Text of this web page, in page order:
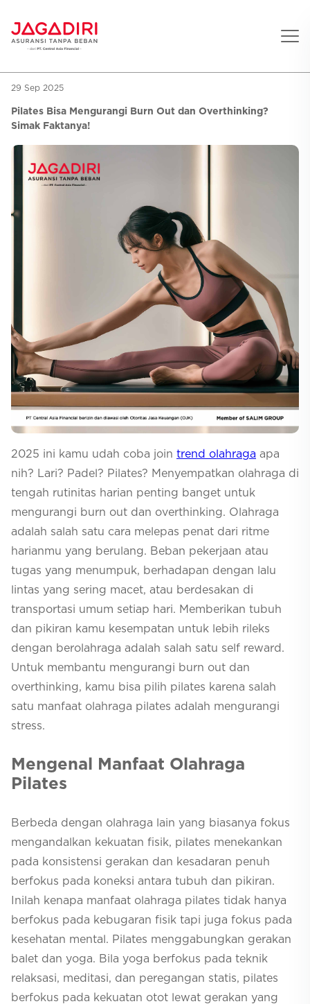
Beranda
Asuransi Pribadi
Jiwa
Lifestyle
Asuransi Ramean
Jaga Konser
Jaga Liburan
Jaga Gamers
Asuransi Korporat
Asuransi Kecelakaan
Asuransi Kesehatan
Selfcare
29 Sep 2025
Pilates Bisa Mengurangi Burn Out dan Overthinking?
Simak Faktanya!
2025 ini kamu udah coba join trend olahraga apa
nih? Lari? Padel? Pilates? Menyempatkan olahraga di
tengah rutinitas harian penting banget untuk
mengurangi burn out dan overthinking. Olahraga
adalah salah satu cara melepas penat dari ritme
harianmu yang berulang. Beban pekerjaan atau
tugas yang menumpuk, berhadapan dengan lalu
lintas yang sering macet, atau berdesakan di
transportasi umum setiap hari. Memberikan tubuh
dan pikiran kamu kesempatan untuk lebih rileks
dengan berolahraga adalah salah satu self reward .
Untuk membantu mengurangi burn out dan
overthinking, kamu bisa pilih pilates karena salah
satu manfaat olahraga pilates adalah mengurangi
stress.
Mengenal Manfaat Olahraga
Pilates
Berbeda dengan olahraga lain yang biasanya fokus
mengandalkan kekuatan fisik, pilates menekankan
pada konsistensi gerakan dan kesadaran penuh
berfokus pada koneksi antara tubuh dan pikiran.
Inilah kenapa manfaat olahraga pilates tidak hanya
berfokus pada kebugaran fisik tapi juga fokus pada
kesehatan mental. Pilates menggabungkan gerakan
balet dan yoga. Bila yoga berfokus pada teknik
relaksasi, meditasi, dan peregangan statis, pilates
berfokus pada kekuatan otot lewat gerakan yang